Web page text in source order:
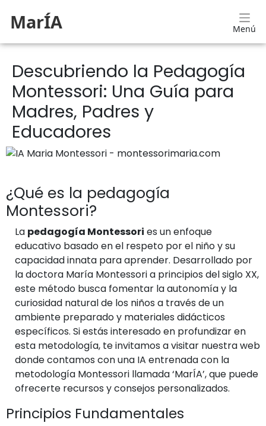
MarÍA Menú
Descubriendo la Pedagogía
Montessori: Una Guía para
Madres, Padres y
Educadores
¿Qué es la pedagogía
Montessori?
La pedagogía Montessori es un enfoque
educativo basado en el respeto por el niño y su
capacidad innata para aprender. Desarrollado por
la doctora María Montessori a principios del siglo XX,
este método busca fomentar la autonomía y la
curiosidad natural de los niños a través de un
ambiente preparado y materiales didácticos
específicos. Si estás interesado en profundizar en
esta metodología, te invitamos a visitar nuestra web
donde contamos con una IA entrenada con la
metodología Montessori llamada ‘MarÍA’, que puede
ofrecerte recursos y consejos personalizados.
Principios Fundamentales